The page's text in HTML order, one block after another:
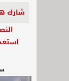
شارك